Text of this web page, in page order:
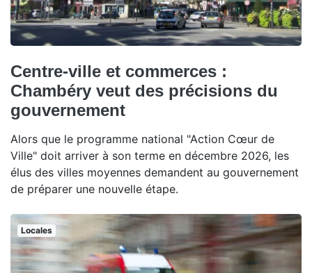
Centre-ville et commerces :
Chambéry veut des précisions du
gouvernement
Alors que le programme national "Action Cœur de
Ville" doit arriver à son terme en décembre 2026, les
élus des villes moyennes demandent au gouvernement
de préparer une nouvelle étape.
Locales